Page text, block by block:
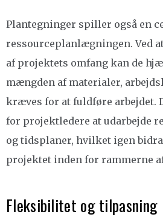
Plantegninger spiller også en
ressourceplanlægningen. Ved
af projektets omfang kan de
mængden af materialer,
kræves for at fuldføre arbejdet.
for projektledere at udarbejde
og tidsplaner, hvilket igen
projektet inden for rammerne
Fleksibilitet og tilpasning